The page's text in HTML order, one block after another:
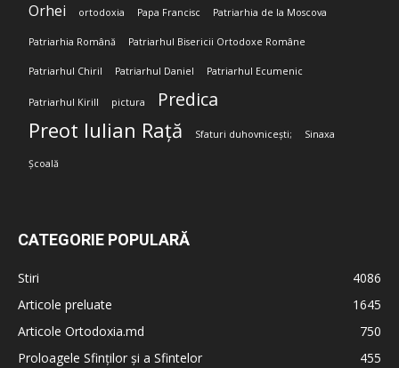
Orhei ortodoxia Papa Francisc Patriarhia de la Moscova
Patriarhia Română Patriarhul Bisericii Ortodoxe Române
Patriarhul Chiril Patriarhul Daniel Patriarhul Ecumenic
Patriarhul Kirill pictura Predica
Preot Iulian Rață Sfaturi duhovnicești; Sinaxa
Școală
CATEGORIE POPULARĂ
Stiri
4086
Articole preluate
1645
Articole Ortodoxia.md
750
Proloagele Sfinților și a Sfintelor
455